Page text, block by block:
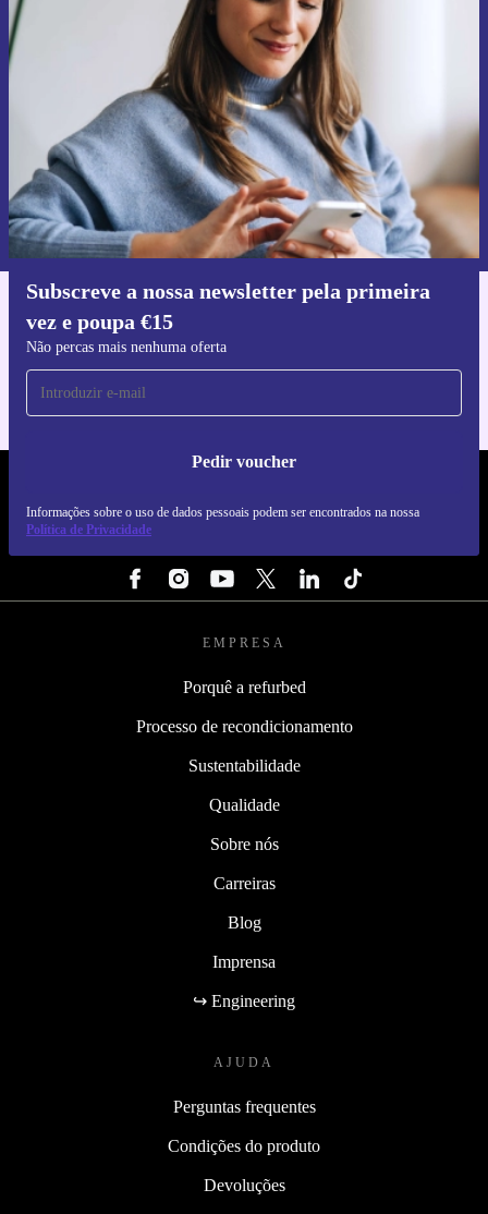
filmar em ProRes 4K a 60 fotogramas por segundo
quando gravas diretamente para uma unidade externa;
com uma melhoria incrível do fluxo de trabalho de pós-
Subscreve a nossa newsletter pela primeira
vez e poupa €15
Não percas mais nenhuma oferta
Pedir voucher
Informações sobre o uso de dados pessoais podem ser encontrados na nossa
Política de Privacidade
primeira vez e poupa 15€!
Não percas mais nenhuma oferta.
Pedir voucher
Informações sobre o uso de dados pessoais podem ser encontrados na
nossaPolítica de Privacidade
Faz o download da app refurbed
Para iOS e Android
EMPRESA
Porquê a refurbed
Processo de recondicionamento
Sustentabilidade
Qualidade
Sobre nós
Carreiras
Blog
Imprensa
↪ Engineering
AJUDA
Perguntas frequentes
Condições do produto
Devoluções